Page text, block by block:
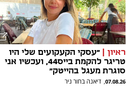
ראיון | "עסקי הקעקועים שלי היו
טריגר להקמת בייס44, ועכשיו אני
סוגרת מעגל בהייטק"
07.08.26
, דיאנה בחור ניר